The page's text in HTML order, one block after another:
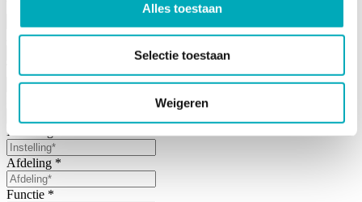
Alles toestaan
Selectie toestaan
Weigeren
Achternaam*
Instelling
Afdeling *
Functie *